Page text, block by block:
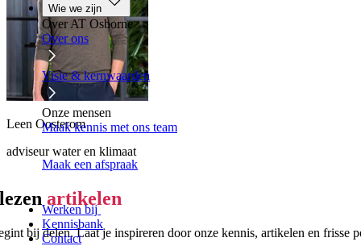
Wie we zijn
Over AT Osborne
Over ons
Visie & kernwaarden
Onze mensen
Maak kennis met ons team
Maak een afspraak
Werken bij
Kennisbank
Contact
Leen Oosterom
adviseur water en klimaat
artikelen
bij delen. Laat je inspireren door onze kennis, artikelen en frisse